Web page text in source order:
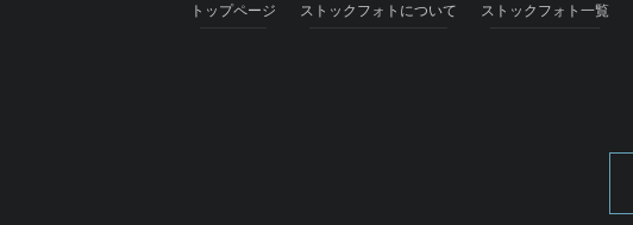
トップページ ストックフォトについて ストックフォト一覧